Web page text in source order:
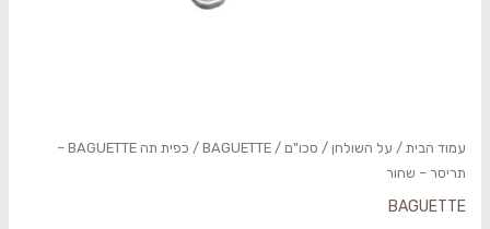
עמוד הבית/ על השולחן / סכו"ם /
BAGUETTE
/ כפית תה BAGUETTE –
תריסר – שחור
BAGUETTE